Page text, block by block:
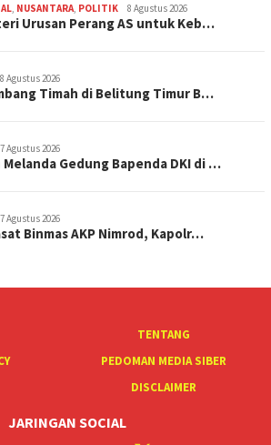
, NUSANTARA, POLITIK 8 Agustus 2026
Urusan Perang AS untuk Keb…
8 Agustus 2026
Timah di Belitung Timur B…
7 Agustus 2026
Melanda Gedung Bapenda DKI di …
7 Agustus 2026
Binmas AKP Nimrod, Kapolr…
TENTANG
PEDOMAN MEDIA SIBER
DISCLAIMER
JARINGAN SOCIAL